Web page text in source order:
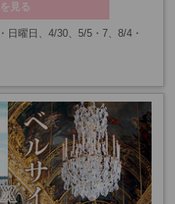
見る
日曜日、4/30、5/5・7、8/4・
・24
、12/29・31
3/30を除く)